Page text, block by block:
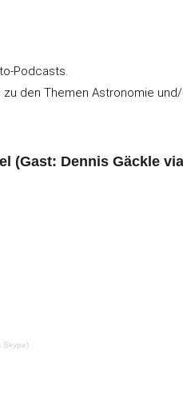
Podcasts.
den Themen Astronomie
(Gast: Dennis Gäckle
Skype)